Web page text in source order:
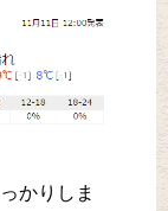
かりしま